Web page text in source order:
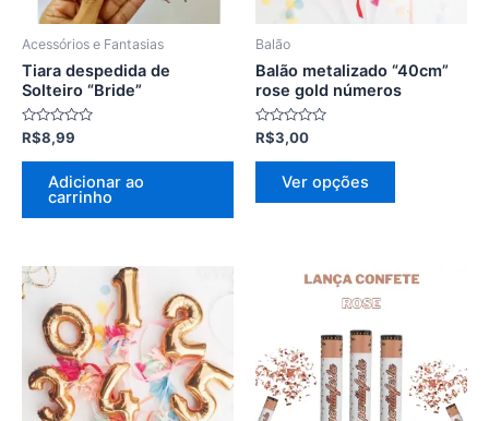
Acessórios e Fantasias
Tiara despedida de
Solteiro “Bride”
Avaliação
0
de
R$8,99
Adicionar ao
carrinho
Balão
Balão metalizado “40cm”
rose gold números
Avaliação
0
de
R$3,00
Ver opções
podem
escolhidas
na
produto
produto
tem
várias
variantes.
As